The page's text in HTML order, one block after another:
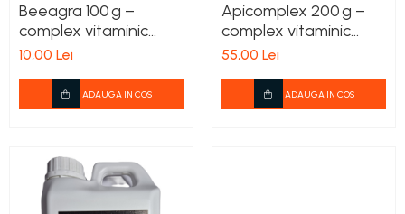
Beeagra 100 g –
complex vitaminic
pentru albine,
randament
10,00 Lei
ADAUGA IN COS
Apicomplex 200 g –
complex vitaminic
biostimulator pentru
55,00 Lei
ADAUGA IN COS